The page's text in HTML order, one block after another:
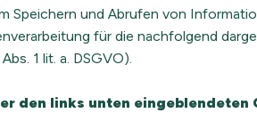
der Menschen abzubilden. Die
vorhanden sind.
Teams kann der MBTI® hilfreich
lassen sich auf der inhaltlichen
der anderen besser zu verstehen,
Speichern und Abrufen von
für die nachfolgend
1 lit. a. DSGVO).
den links unten eingeblendeten